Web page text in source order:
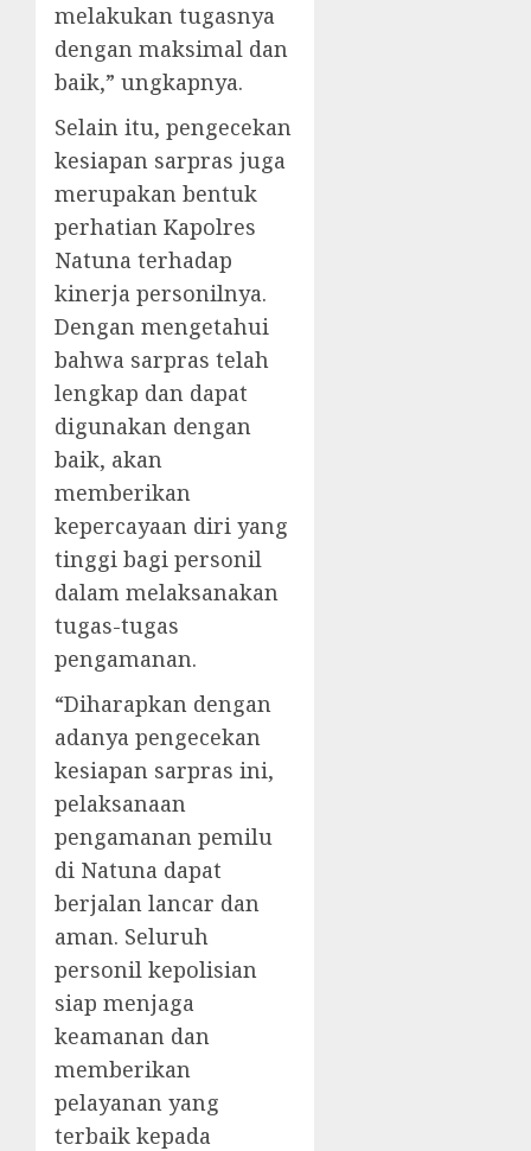
melakukan tugasnya
dengan maksimal dan
baik,” ungkapnya.
Selain itu, pengecekan
kesiapan sarpras juga
merupakan bentuk
perhatian Kapolres
Natuna terhadap
kinerja personilnya.
Dengan mengetahui
bahwa sarpras telah
lengkap dan dapat
digunakan dengan
baik, akan
memberikan
kepercayaan diri yang
tinggi bagi personil
dalam melaksanakan
tugas-tugas
pengamanan.
“Diharapkan dengan
adanya pengecekan
kesiapan sarpras ini,
pelaksanaan
pengamanan pemilu
di Natuna dapat
berjalan lancar dan
aman. Seluruh
personil kepolisian
siap menjaga
keamanan dan
memberikan
pelayanan yang
terbaik kepada